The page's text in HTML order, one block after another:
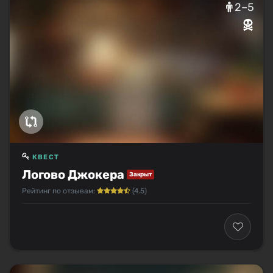
2–5
Логово Джокера Закрыт
КВЕСТ
Рейтинг по отзывам: (4.5)